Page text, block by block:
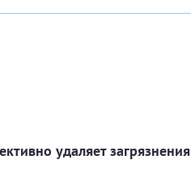
удаляет загрязнения